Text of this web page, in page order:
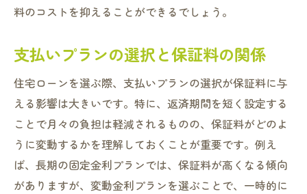
料のコストを抑えることができるでしょう。
支払いプランの選択と保証料の関係
住宅ローンを選ぶ際、支払いプランの選択が保証料に与
える影響は大きいです。特に、返済期間を短く設定する
ことで月々の負担は軽減されるものの、保証料がどのよ
うに変動するかを理解しておくことが重要です。例え
ば、長期の固定金利プランでは、保証料が高くなる傾向
がありますが、変動金利プランを選ぶことで、一時的に